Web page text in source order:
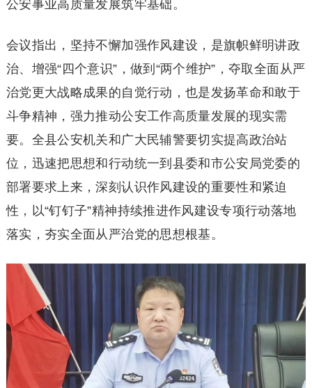
公安事业高质量发展筑牢基础。
会议指出，坚持不懈加强作风建设，是旗帜鲜明讲政
治、增强“四个意识”，做到“两个维护”，夺取全面从严
治党更大战略成果的自觉行动，也是发扬革命和敢于
斗争精神，强力推动公安工作高质量发展的现实需
要。全县公安机关和广大民辅警要切实提高政治站
位，迅速把思想和行动统一到县委和市公安局党委的
部署要求上来，深刻认识作风建设的重要性和紧迫
性，以“钉钉子”精神持续推进作风建设专项行动落地
落实，夯实全面从严治党的思想根基。